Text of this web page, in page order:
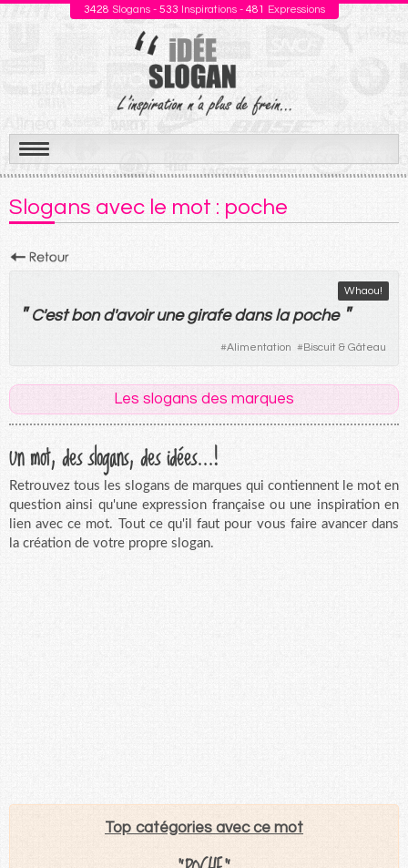
3428 Slogans - 533 Inspirations - 481 Expressions
Aller
au
contenu
Slogans avec le mot : poche
Whaou!
"C'est bond'avoir une girafe dans la poche "
#Alimentation #Biscuit & Gâteau
Les slogans des marques
Un mot, des slogans, des idées...!
Retrouvez tous les slogans de marques qui contiennent le mot en
question ainsi qu'une expression française ou une inspiration en
lien avec ce mot. Tout ce qu'il faut pour vous faire avancer dans
la création de votre propre slogan.
Top catégories avec ce mot